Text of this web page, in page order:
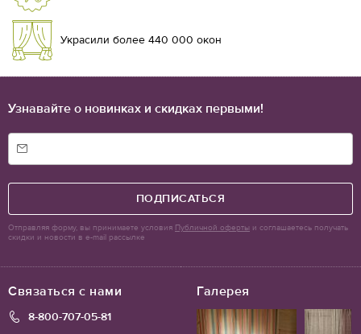
Украсили более 440 000 окон
Галерея
Связаться с нами
8-800-707-05-81
Узнавайте о новинках и скидках первыми!
ПОДПИСАТЬСЯ
Отправляя форму, вы принимаете условия Публичной оферты и соглашаетесь получать
скидки и новости в e-mail рассылке